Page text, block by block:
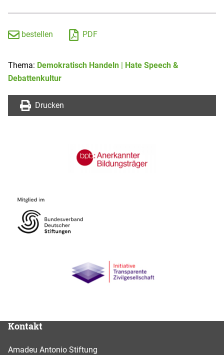
bestellen PDF
Thema: Demokratisch Handeln
Hate Speech &
Debattenkultur
Drucken
Kontakt
Amadeu Antonio Stiftung